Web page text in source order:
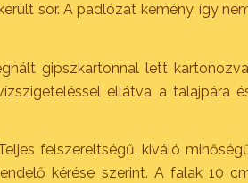
sor. A padlózat kemény, így
gipszkartonnal lett
ellátva a talajpára
felszereltségű, kiváló
kérése szerint. A falak 10